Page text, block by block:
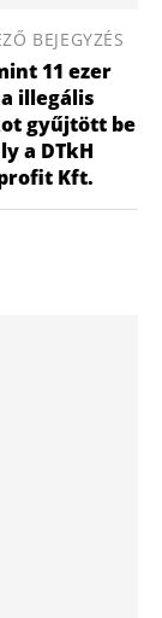
BEJEGYZÉS
11 ezer
illegális
gyűjtött be
a DTkH
Kft.